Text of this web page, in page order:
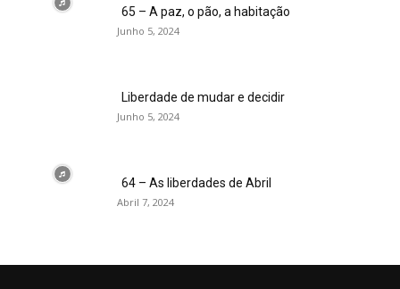
65 – A paz, o pão, a habitação
Junho 5, 2024
Liberdade de mudar e decidir
Junho 5, 2024
64 – As liberdades de Abril
Abril 7, 2024